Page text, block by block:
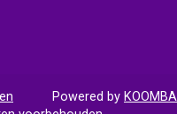
Powered by KOOMBA